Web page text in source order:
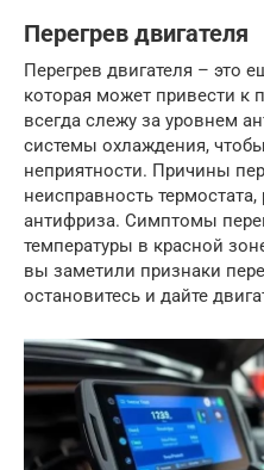
Перегрев двигателя
Перегрев двигателя – это
которая может привести к
всегда слежу за уровнем
системы охлаждения,
неприятности. Причины
неисправность
антифриза. Симптомы
температуры в красной
вы заметили признаки
остановитесь и дайте